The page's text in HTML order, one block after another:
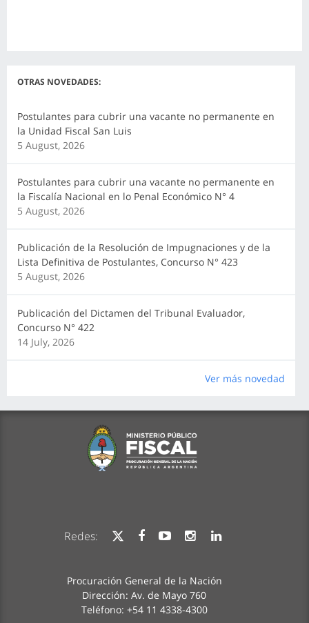
OTRAS NOVEDADES:
Postulantes para cubrir una vacante no permanente en
la Unidad Fiscal San Luis
5 August, 2026
Postulantes para cubrir una vacante no permanente en
la Fiscalía Nacional en lo Penal Económico N° 4
5 August, 2026
Publicación de la Resolución de Impugnaciones y de la
Lista Definitiva de Postulantes, Concurso N° 423
5 August, 2026
Publicación del Dictamen del Tribunal Evaluador,
Concurso N° 422
14 July, 2026
Ver más novedad
Redes:
Procuración General de la Nación
Dirección: Av. de Mayo 760
Teléfono: +54 11 4338-4300